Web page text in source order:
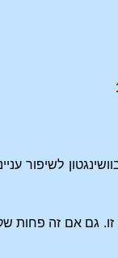
לשיפור
גם אם זה פחות